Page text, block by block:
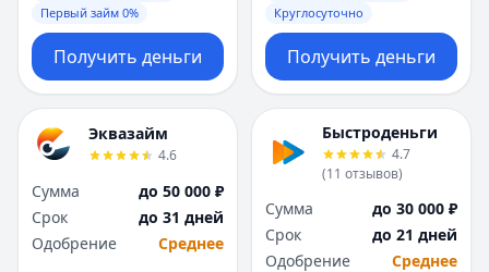
Первый займ 0%
Получить деньги
Круглосуточно
Получить деньги
Эквазайм
4.6
Сумма
до 50 000 ₽
Срок
до 31 дней
Одобрение
Среднее
Быстроденьги
4.7
(11 отзывов)
Сумма
до 30 000 ₽
Срок
до 21 дней
Одобрение
Среднее